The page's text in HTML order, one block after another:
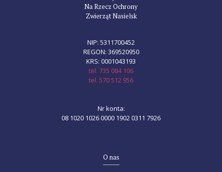
Na Rzecz Ochrony
Zwierząt Nasielsk
NIP: 5311700452
REGON: 369520950
KRS: 0001043193
tel. 735 084 106
tel. 570 512 956
Nr konta:
08 1020 1026 0000 1902 0311 7926
O nas